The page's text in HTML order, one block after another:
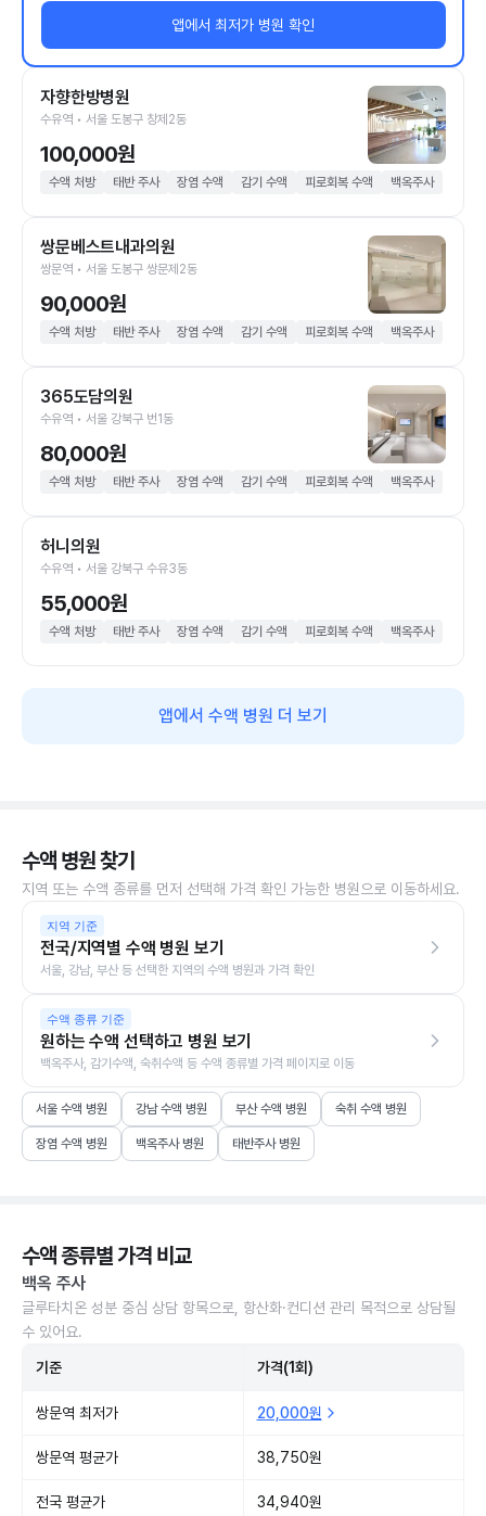
앱에서 최저가 병원 확인
자향한방병원
수유역 • 서울 도봉구 창제2동
100,000원
수액 처방 태반 주사 장염 수액 감기 수액 피로회복 수액 백옥주사
쌍문베스트내과의원
쌍문역 • 서울 도봉구 쌍문제2동
90,000원
수액 처방 태반 주사 장염 수액 감기 수액 피로회복 수액 백옥주사
365도담의원
수유역 • 서울 강북구 번1동
80,000원
수액 처방 태반 주사 장염 수액 감기 수액 피로회복 수액 백옥주사
허니의원
수유역 • 서울 강북구 수유3동
55,000원
수액 처방 태반 주사 장염 수액 감기 수액 피로회복 수액 백옥주사
앱에서 수액 병원 더 보기
수액 병원 찾기
지역 또는 수액 종류를 먼저 선택해 가격 확인 가능한 병원으로 이동하세요.
지역 기준
전국/지역별 수액 병원 보기
서울, 강남, 부산 등 선택한 지역의 수액 병원과 가격 확인
수액 종류 기준
원하는 수액 선택하고 병원 보기
백옥주사, 감기수액, 숙취수액 등 수액 종류별 가격 페이지로 이동
서울 수액 병원 강남 수액 병원 부산 수액 병원 숙취 수액 병원
장염 수액 병원 백옥주사 병원 태반주사 병원
수액 종류별 가격 비교
백옥 주사
글루타치온 성분 중심 상담 항목으로, 항산화·컨디션 관리 목적으로 상담될
수 있어요.
기준 가격(1회)
쌍문역 최저가 20,000원
쌍문역 평균가 38,750원
전국 평균가 34,940원